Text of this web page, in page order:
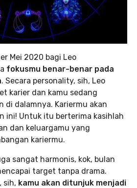
Mei 2020 bagi Leo
fokusmu benar-benar pada
. Secara personality, sih, Leo
karier dan kamu sedang
di dalamnya. Kariermu akan
ini! Untuk itu berterima kasihlah
dan keluargamu yang
kariermu.
sangat harmonis, kok, bulan
target tanpa drama.
sih, kamu akan ditunjuk menjadi